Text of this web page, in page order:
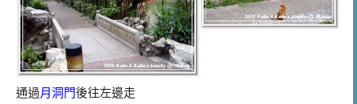
通過月洞門後往左邊走